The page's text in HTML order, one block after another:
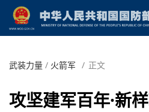
武装力量 / 火箭军 / 正文
攻坚建军百年·新